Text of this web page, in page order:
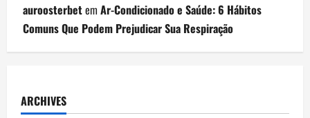
auroosterbetem Ar-Condicionado e Saúde: 6 Hábitos
Comuns Que Podem Prejudicar Sua Respiração
ARCHIVES